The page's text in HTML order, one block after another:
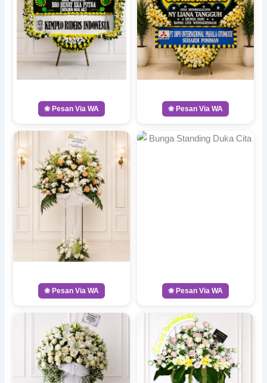
❀ Pesan Via WA ❀ Pesan Via WA
❀ Pesan Via WA ❀ Pesan Via WA